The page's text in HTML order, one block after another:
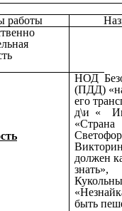
работы
НОД
(ПДД)
его
д\и «
«Страна
должен
знать»,
быть